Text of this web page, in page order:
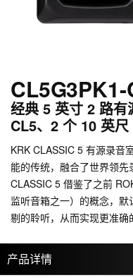
CL5G3PK1-
经典 5 英寸 2 路
CL5、2 个 10 英
KRK CLASSIC 5 有源录音
能的传统，融合了世界领先
CLASSIC 5 借鉴了之前
监听音箱之一）的概念，
剔的聆听，从而实现更准确
产品详情